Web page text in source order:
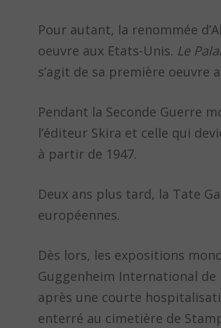
Pour autant, la renommée
oeuvre aux Etats-Unis. Le
s’agit de sa première oeuvre
Pendant la Seconde Guerre
l’éditeur Skira et celle qui
à partir de 1947.
Deux ans plus tard, la Tate
européennes.
Dès lors, les expositions
Guggenheim International de
après une courte
enterré au cimetière de